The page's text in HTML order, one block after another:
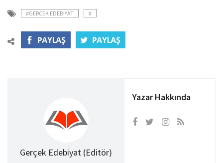
#GERCEK EDEBIYAT #
Gerçek Edebiyat (Editör)
Yazar Hakkında